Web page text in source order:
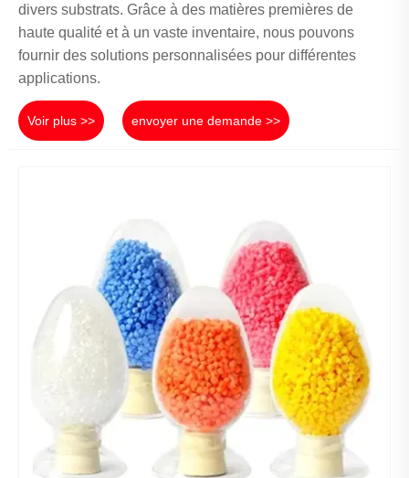
divers substrats. Grâce à des matières premières de
haute qualité et à un vaste inventaire, nous pouvons
fournir des solutions personnalisées pour différentes
applications.
Voir plus >> envoyer une demande >>